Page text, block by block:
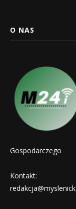
O NAS
Gospodarczego
Kontakt: